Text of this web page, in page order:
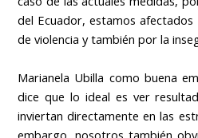
del Ecuador, estamos
de violencia y también por la
Marianela Ubilla como buena
dice que lo ideal es ver
inviertan directamente en las